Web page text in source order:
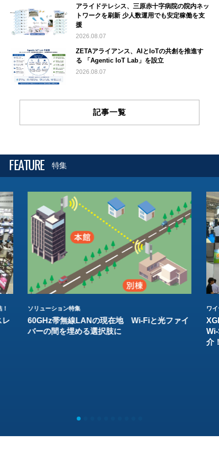
アライドテレシス、三原赤十字病院の院内ネッ
トワークを刷新 少人数運用でも安定稼働を支
援
2026.08.07
ZETAアライアンス、AIとIoTの共創を推進す
る 「Agentic IoT Lab」を設立
2026.08.07
記事一覧
FEATURE 特集
レ
ソリューション特集
60GHz帯無線LANの現在地 Wi-Fiと光ファイ
バーの間を埋める選択肢に
ワ
介